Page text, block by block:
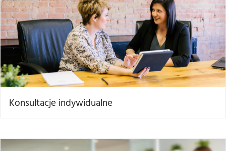
Konsultacje indywidualne